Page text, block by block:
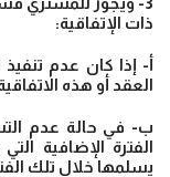
ذات الإتفاقية:
أ- إذا كان عدم تنفيذ
العقد أو هذه
ب- في حالة عدم
الفترة الإضافية
يسلمها خلال تلك